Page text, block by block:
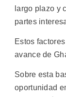
largo plazo y
partes
Estos
avance de
Sobre esta
oportunidad